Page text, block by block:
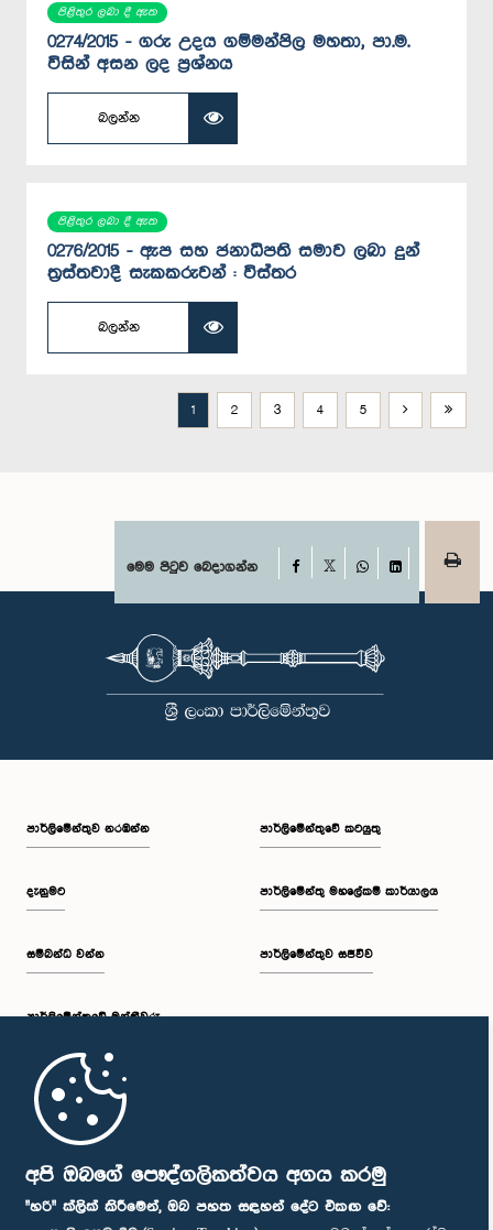
අපි ඔබගේ පෞද්ගලිකත්වය අගය කරමු
"හරි" ක්ලික් කිරීමෙන්, ඔබ පහත සඳහන් දේට එකඟ වේ:
පිළිතුර ලබා දී ඇත
0274/2015 - ගරු උදය ගම්මන්පිල මහතා, පා.ම.
විසින් අසන ලද ප්‍රශ්නය
බලන්න
පිළිතුර ලබා දී ඇත
0276/2015 - ඇප සහ ජනාධිපති සමාව ලබා දුන්
ත්‍රස්තවාදී සැකකරුවන් : විස්තර
බලන්න
1 2 3 4 5
මෙම පිටුව බෙදාගන්න Facebook
WhatsAppLinkedIn
පාර්ලි‌මේන්තුව නරඹන්න
දැනුමට
සම්බන්ධ වන්න
පාර්ලි‌මේන්තුවේ මන්ත්‍රීවරු
මුල් පිටුව
පාර්ලිමේන්තුවේ කටයුතු
පාර්ලිමේන්තු මහලේකම් කාර්යාලය
පාර්ලිමේන්තුව සජීවීව
පාර්ලිමේන්තු ජංගම යෙදුම